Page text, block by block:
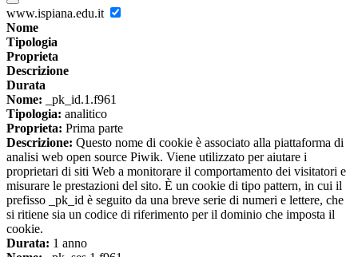
www.ispiana.edu.it
Nome
Tipologia
Proprieta
Descrizione
Durata
Nome: _pk_id.1.f961
Tipologia: analitico
Proprieta: Prima parte
Descrizione: Questo nome di cookie è associato alla piattaforma di
analisi web open source Piwik. Viene utilizzato per aiutare i
proprietari di siti Web a monitorare il comportamento dei visitatori e
misurare le prestazioni del sito. È un cookie di tipo pattern, in cui il
prefisso _pk_id è seguito da una breve serie di numeri e lettere, che
si ritiene sia un codice di riferimento per il dominio che imposta il
cookie.
Durata: 1 anno